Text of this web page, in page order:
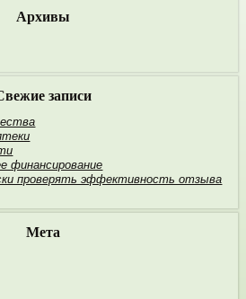
Архивы
записи
финан­сирование
проверять эффективность отзыва
Мета